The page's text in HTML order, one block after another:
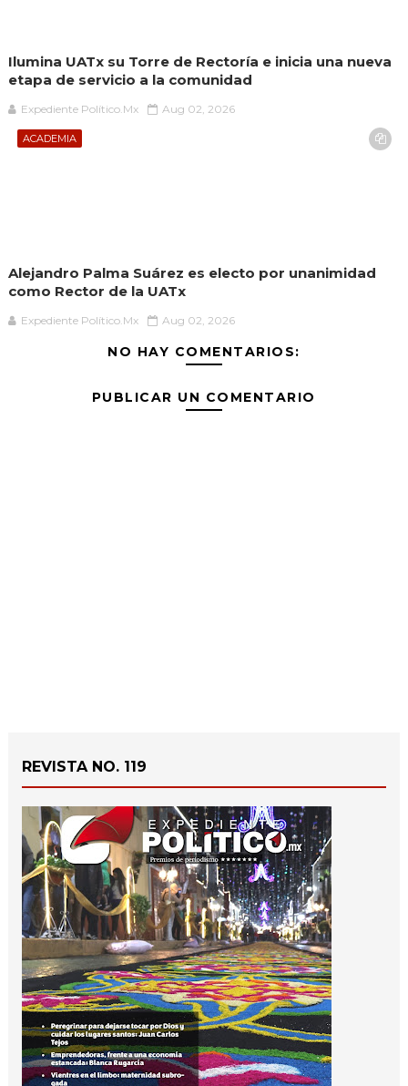
Ilumina UATx su Torre de Rectoría e inicia una nueva
etapa de servicio a la comunidad
Expediente Político.Mx Aug 02, 2026
ACADEMIA
Alejandro Palma Suárez es electo por unanimidad
como Rector de la UATx
Expediente Político.Mx Aug 02, 2026
NO HAY COMENTARIOS:
PUBLICAR UN COMENTARIO
REVISTA NO. 119